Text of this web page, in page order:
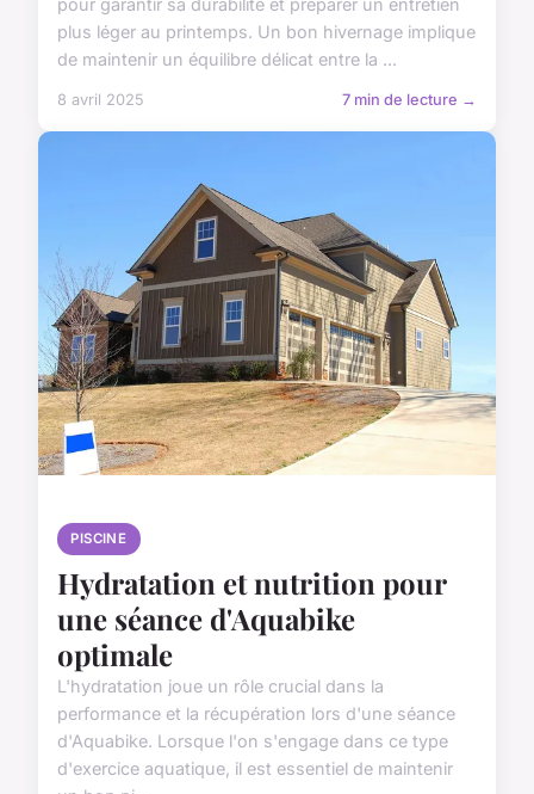
plus léger au printemps. Un bon hivernage implique
de maintenir un équilibre délicat entre la ...
8 avril 2025 7 min de lecture →
PISCINE
Hydratation et nutrition pour
une séance d'Aquabike
optimale
L'hydratation joue un rôle crucial dans la
performance et la récupération lors d'une séance
d'Aquabike. Lorsque l'on s'engage dans ce type
d'exercice aquatique, il est essentiel de maintenir